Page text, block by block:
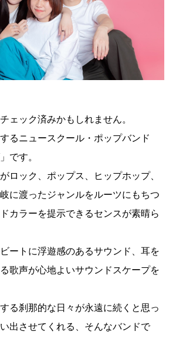
ェック済みかもしれません。
るニュースクール・ポップバンド
です。
ロック、ポップス、ヒップホップ、
に渡ったジャンルをルーツにもちつ
カラーを提示できるセンスが素晴ら
ートに浮遊感のあるサウンド、耳を
歌声が心地よいサウンドスケープを
る刹那的な日々が永遠に続くと思っ
出させてくれる、そんなバンドで